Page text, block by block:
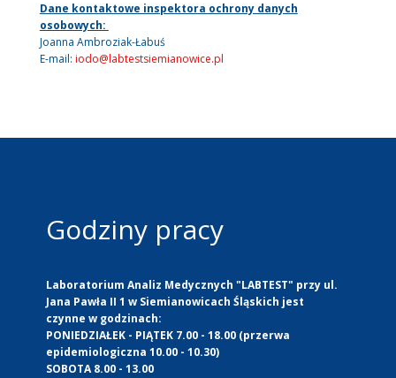
Dane kontaktowe inspektora ochrony danych
osobowych:
Joanna Ambroziak-Łabuś
E-mail: iodo@labtestsiemianowice.pl
Godziny pracy
Laboratorium Analiz Medycznych "LABTEST" przy ul.
Jana Pawła II 1 w Siemianowicach Śląskich jest
czynne w godzinach:
PONIEDZIAŁEK - PIĄTEK 7.00 - 18.00 (przerwa
epidemiologiczna 10.00 - 10.30)
SOBOTA 8.00 - 13.00